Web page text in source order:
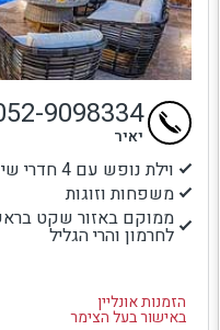
וילת נופש עם 4 חדרי שינה+ 2 בקתות עץ
משפחות וזוגות
ממוקם באזור שקט
לחרמון והרי הגליל
הזמנות אונליין
באישור בעל הצימר
9098334
יאיר